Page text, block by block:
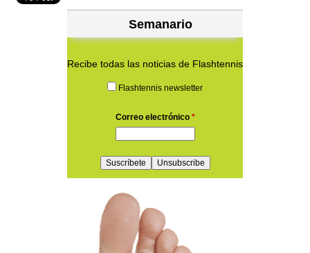
Semanario
Recibe todas las noticias de Flashtennis
Flashtennis newsletter
Correo electrónico *